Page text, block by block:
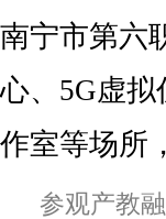
南宁市第六
心、5G虚
作室等场所
参观产教